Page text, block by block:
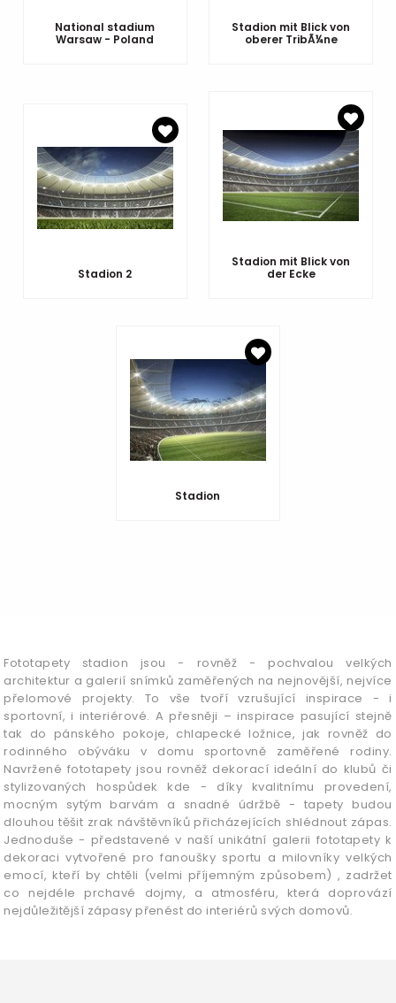
National stadium
Warsaw - Poland
Stadion mit Blick von
oberer TribÃ¼ne
Stadion 2
Stadion mit Blick von
der Ecke
Stadion
Fototapety stadion jsou - rovněž - pochvalou velkých
architektur a galerií snímků zaměřených na nejnovější, nejvíce
přelomové projekty. To vše tvoří vzrušující inspirace - i
sportovní, i interiérové. A přesněji – inspirace pasující stejně
tak do pánského pokoje, chlapecké ložnice, jak rovněž do
rodinného obýváku v domu sportovně zaměřené rodiny.
Navržené fototapety jsou rovněž dekorací ideální do klubů či
stylizovaných hospůdek kde - díky kvalitnímu provedení,
mocným sytým barvám a snadné údržbě - tapety budou
dlouhou těšit zrak návštěvníků přicházejících shlédnout zápas.
Jednoduše - představené v naší unikátní galerii fototapety k
dekoraci vytvořené pro fanoušky sportu a milovníky velkých
emocí, kteří by chtěli (velmi příjemným způsobem) , zadržet
co nejdéle prchavé dojmy, a atmosféru, která doprovází
nejdůležitější zápasy přenést do interiérů svých domovů.